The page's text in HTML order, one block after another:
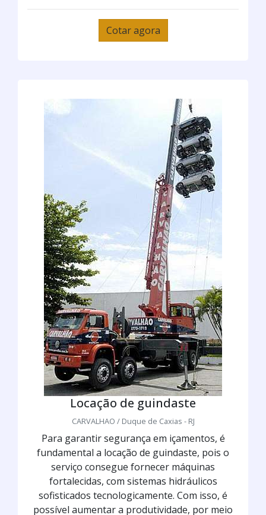
Cotar agora
Locação de guindaste
CARVALHAO / Duque de Caxias - RJ
Para garantir segurança em içamentos, é
fundamental a locação de guindaste, pois o
serviço consegue fornecer máquinas
fortalecidas, com sistemas hidráulicos
sofisticados tecnologicamente. Com isso, é
possível aumentar a produtividade, por meio